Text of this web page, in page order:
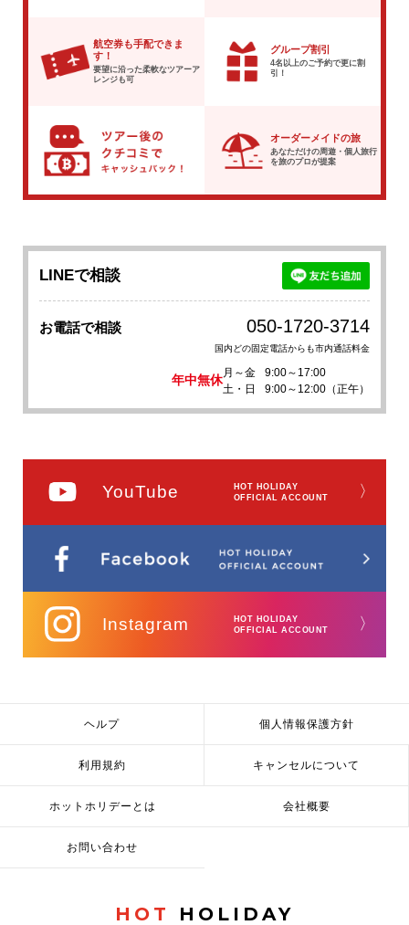
航空券も手配できま
す！
要望に沿った柔軟なツアーア
レンジも可
グループ割引
4名以上のご予約で更に割
引！
オーダーメイドの旅
あなただけの周遊・個人旅行
を旅のプロが提案
LINEで相談
お電話で相談 050-1720-3714
国内どの固定電話からも市内通話料金
年中無休
月～金
9:00～17:00
土・日
9:00～12:00（正午）
YouTube
HOT HOLIDAY
OFFICIAL ACCOUNT
〉
Instagram
HOT HOLIDAY
OFFICIAL ACCOUNT
〉
ヘルプ 個人情報保護方針
利用規約 キャンセルについて
ホットホリデーとは 会社概要
お問い合わせ
HOT HOLIDAY